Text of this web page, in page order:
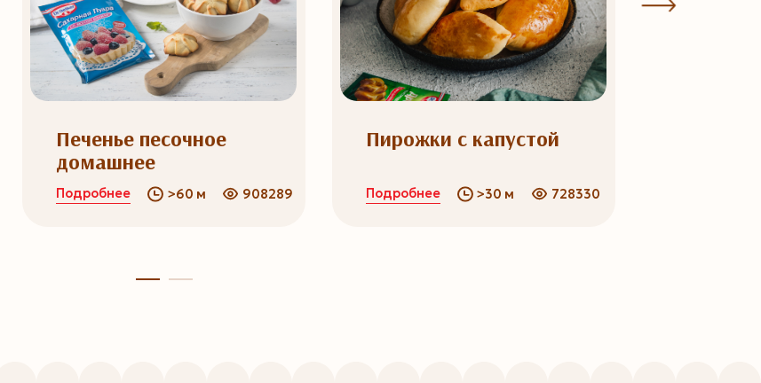
Печенье песочное
домашнее
Подробнее >60 м 908289
Пирожки с капустой
Подробнее >30 м 728330